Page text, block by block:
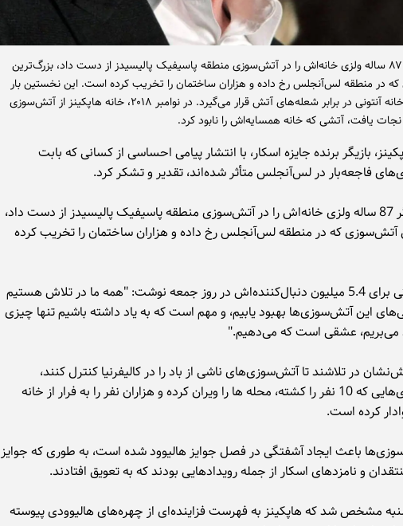
این بازیگر ۸۷ ساله ولزی خانه‌اش را در آتش‌سوزی منطقه پاسیفیک پالیسیدز از دست داد، بزرگ‌ترین
در منطقه لس‌آنجلس رخ داده و هزاران ساختمان را تخریب کرده است. این نخستین بار
نیست که خانه آنتونی در برابر شعله‌های آتش قرار می‌گیرد. در نوامبر ۲۰۱۸، خانه هاپکینز از آتش‌سوزی
بازیگر برنده جایزه اسکار، با انتشار پیامی احساسی از کسانی که بابت
فاجعه‌بار در لس‌آنجلس متأثر شده‌اند، تقدیر و تشکر کرد.
این بازیگر 87 ساله ولزی خانه‌اش را در آتش‌سوزی منطقه پاسیفیک پالیسیدز از دست داد،
آتش‌سوزی که در منطقه لس‌آنجلس رخ داده و هزاران ساختمان را تخریب کرده
او در پستی برای 5.4 میلیون دنبال‌کننده‌اش در روز جمعه نوشت: "همه ما در تلاش هستیم
این آتش‌سوزی‌ها بهبود یابیم، و مهم است که به یاد داشته باشیم تنها چیزی
می‌بریم، عشقی است که می‌دهیم."
در تلاشند تا آتش‌سوزی‌های ناشی از باد را در کالیفرنیا کنترل کنند،
آتش‌سوزی‌هایی که 10 نفر را کشته، محله ها را ویران کرده و هزاران نفر را به فرار از خانه
کرده است.
باعث ایجاد آشفتگی در فصل جوایز هالیوود شده است، به طوری که جوایز
و نامزدهای اسکار از جمله رویدادهایی بودند که به تعویق افتادند.
مشخص شد که هاپکینز به فهرست فزاینده‌ای از چهره‌های هالیوودی پیوسته